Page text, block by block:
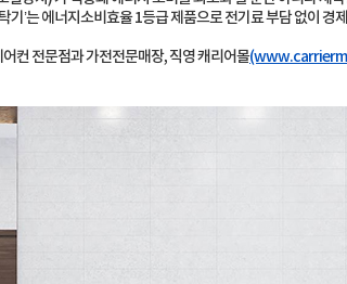
’는 에너지소비효율 1등급 제품으로 전기료 부담 없이 경
컨 전문점과 가전전문매장, 직영 캐리어몰